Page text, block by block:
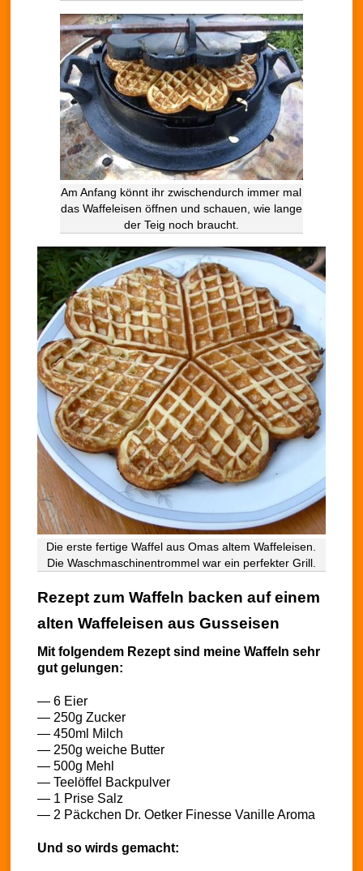
Am Anfang könnt ihr zwischendurch immer mal
das Waffeleisen öffnen und schauen, wie lange
der Teig noch braucht.
Die erste fertige Waffel aus Omas altem Waffeleisen.
Die Waschmaschinentrommel war ein perfekter Grill.
Rezept zum Waffeln backen auf einem
alten Waffeleisen aus Gusseisen
Mit folgendem Rezept sind meine Waffeln sehr
gut gelungen:
— 6 Eier
— 250g Zucker
— 450ml Milch
— 250g weiche Butter
— 500g Mehl
— Teelöffel Backpulver
— 1 Prise Salz
— 2 Päckchen Dr. Oetker Finesse Vanille Aroma
Und so wirds gemacht: